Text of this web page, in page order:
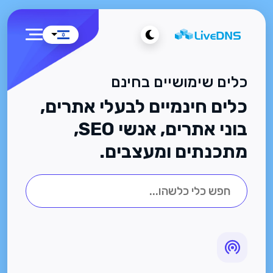
כלים שימושיים בחינם
כלים חינמיים לבעלי אתרים,
בוני אתרים, אנשי SEO,
מתכנתים ומעצבים.